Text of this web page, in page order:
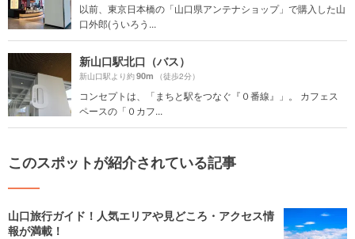
以前、東京日本橋の「山口県アンテナショップ」で購入した山
口外郎(ういろう...
新山口駅北口（バス）
新山口駅より約90m （徒歩2分）
コンセプトは、「まちと駅をつなぐ『０番線』」。 カフェス
ペースの「０カフ...
このスポットが紹介されている記事
山口旅行ガイド！人気エリアや見どころ・アクセス情
報が満載！